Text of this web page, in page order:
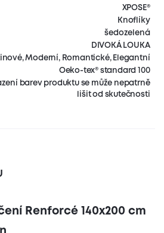
XPOSE®
Knoflíky
šedozelená
DIVOKÁ LOUKA
Moderní, Romantické, Elegantní
Oeko-tex® standard 100
barev produktu se může nepatrně
lišit od skutečnosti
Renforcé 140x200 cm